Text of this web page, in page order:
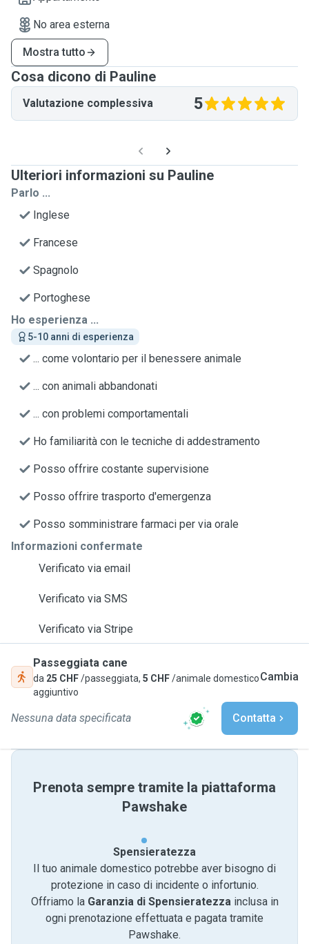
No area esterna
Mostra tutto
Cosa dicono di Pauline
Valutazione complessiva 5
Ulteriori informazioni su Pauline
Parlo ...
Inglese
Francese
Spagnolo
Portoghese
Ho esperienza ...
5-10 anni di esperienza
... come volontario per il benessere animale
... con animali abbandonati
... con problemi comportamentali
Ho familiarità con le tecniche di addestramento
Posso offrire costante supervisione
Posso offrire trasporto d'emergenza
Posso somministrare farmaci per via orale
Informazioni confermate
Verificato via email
Verificato via SMS
Verificato via Stripe
Passeggiata cane
da 25 CHF/passeggiata, 5 CHF/animale domestico
aggiuntivo
Cambia
Nessuna data specificata Contatta
Prenota sempre tramite la piattaforma
Pawshake
Spensieratezza
Il tuo animale domestico potrebbe aver bisogno di
protezione in caso di incidente o infortunio.
Offriamo la Garanzia di Spensieratezzainclusa in
ogni prenotazione effettuata e pagata tramite
Pawshake.